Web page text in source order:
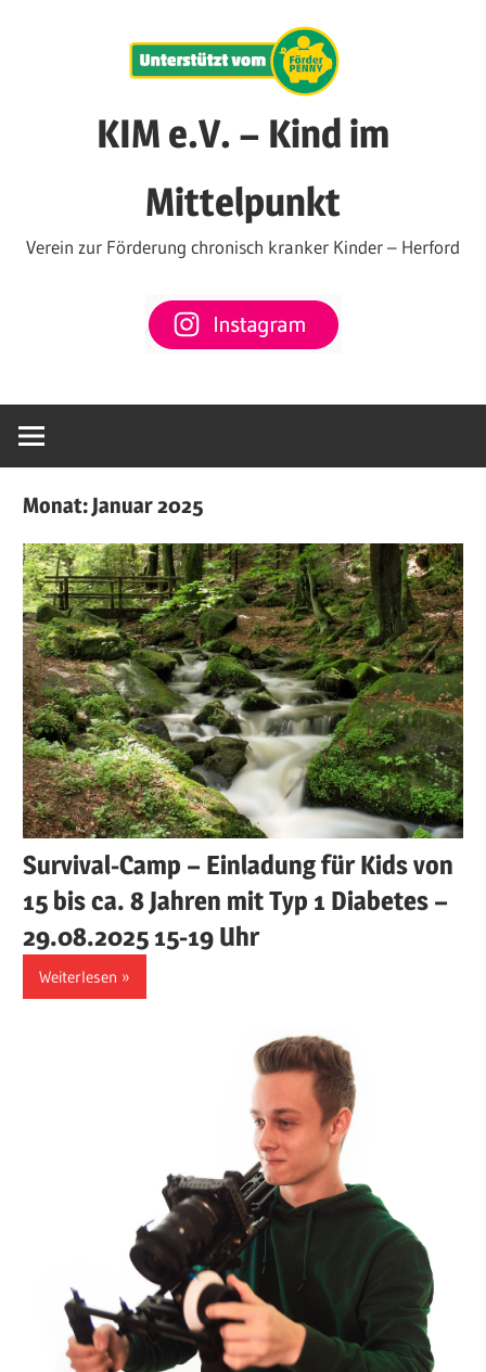
KIM e.V. – Kind im
Mittelpunkt
Verein zur Förderung chronisch kranker Kinder – Herford
Monat:Januar 2025
Survival-Camp – Einladung für Kids von
15 bis ca. 8 Jahren mit Typ 1 Diabetes –
29.08.2025 15-19 Uhr
Weiterlesen